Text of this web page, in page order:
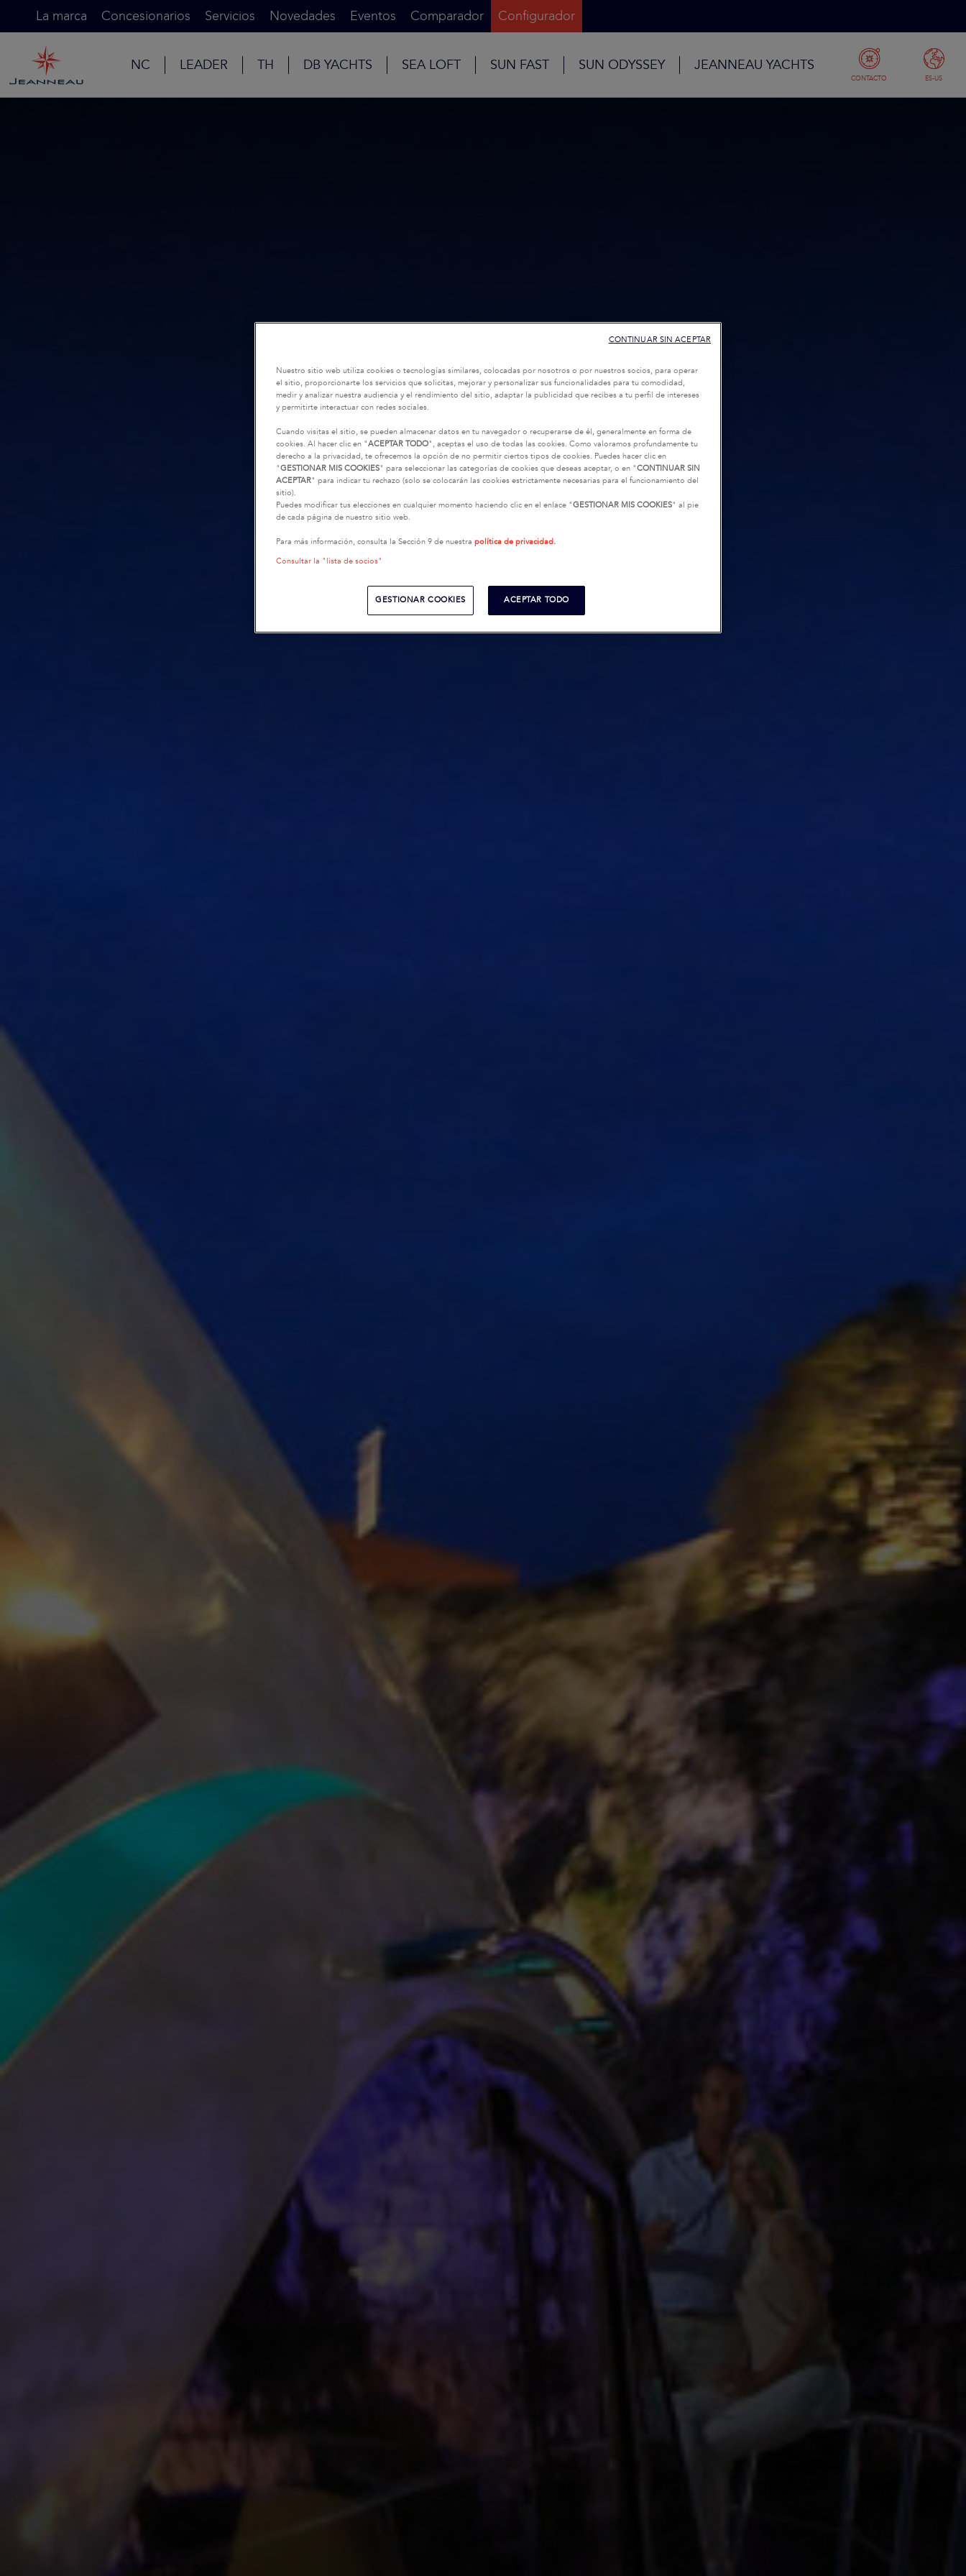
La marca Concesionarios Servicios Novedades Eventos Comparador Configurador
NC LEADER TH DB YACHTS SEA LOFT SUN FAST SUN ODYSSEY JEANNEAU YACHTS
CONTACTO ES-US
Nuestro sitio web utiliza cookies o tecnologías similares, colocadas por nosotros o por nuestros socios, para operar
el sitio, proporcionarte los servicios que solicitas, mejorar y personalizar sus funcionalidades para tu comodidad,
medir y analizar nuestra audiencia y el rendimiento del sitio, adaptar la publicidad que recibes a tu perfil de intereses
y permitirte interactuar con redes sociales.
Cuando visitas el sitio, se pueden almacenar datos en tu navegador o recuperarse de él, generalmente en forma de
cookies. Al hacer clic en "ACEPTAR TODO", aceptas el uso de todas las cookies. Como valoramos profundamente tu
derecho a la privacidad, te ofrecemos la opción de no permitir ciertos tipos de cookies. Puedes hacer clic en
"GESTIONAR MIS COOKIES" para seleccionar las categorías de cookies que deseas aceptar, o en "CONTINUAR SIN
ACEPTAR" para indicar tu rechazo (solo se colocarán las cookies estrictamente necesarias para el funcionamiento del
sitio).
Puedes modificar tus elecciones en cualquier momento haciendo clic en el enlace "GESTIONAR MIS COOKIES" al pie
de cada página de nuestro sitio web.
Para más información, consulta la Sección 9 de nuestra política de privacidad.
Consultar la "lista de socios"
GESTIONAR COOKIES ACEPTAR TODO
CONTINUAR SIN ACEPTAR